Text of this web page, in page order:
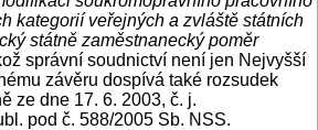
kategorií veřejných a zvláště státních
státně zaměstnanecký poměr
správní soudnictví není jen Nejvyšší
závěru dospívá také rozsudek
ze dne 17. 6. 2003, č. j.
pod č. 588/2005 Sb. NSS.